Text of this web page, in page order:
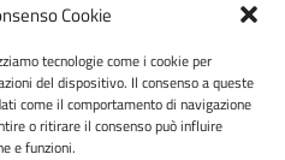
Cookie
tecnologie come i cookie per
del dispositivo. Il consenso a queste
come il comportamento di navigazione
o ritirare il consenso può influire
e funzioni.